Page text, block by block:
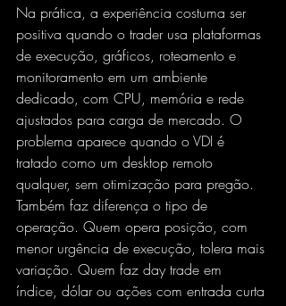
Na prática, a experiência costuma ser
positiva quando o trader usa plataformas
de execução, gráficos, roteamento e
monitoramento em um ambiente
dedicado, com CPU, memória e rede
ajustados para carga de mercado. O
problema aparece quando o VDI é
tratado como um desktop remoto
qualquer, sem otimização para pregão.
Também faz diferença o tipo de
operação. Quem opera posição, com
menor urgência de execução, tolera mais
variação. Quem faz day trade em
índice, dólar ou ações com entrada curta